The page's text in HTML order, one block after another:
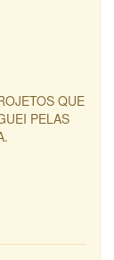
QUE
PELAS